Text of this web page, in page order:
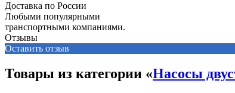
Доставка по России
Любыми популярными
транспортными компаниями.
Отзывы
Оставить отзыв
Товары из категории «Насосы